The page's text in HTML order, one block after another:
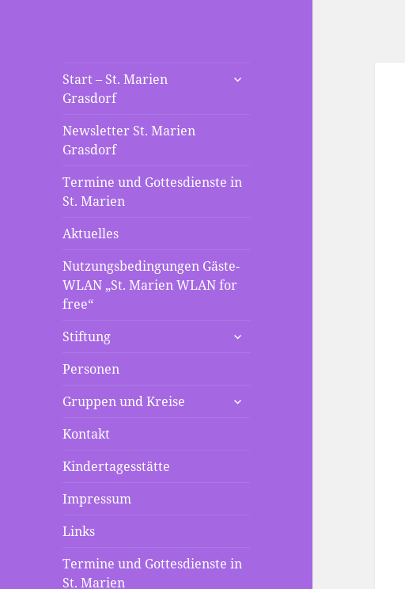
St. Marien
Grasdorf
Die neue Webseite der St
Mariengemeinde Grasdorf
Start – St. Marien
Grasdorf
untermenü
Newsletter St. Marien
Grasdorf
Termine und Gottesdienste in
St. Marien
Aktuelles
Nutzungsbedingungen Gäste-
WLAN „St. Marien WLAN for
free“
Stiftung
untermenü
Personen
Gruppen und Kreise
untermenü
Kontakt
Kindertagesstätte
Impressum
Links
Termine und Gottesdienste in
St. Marien